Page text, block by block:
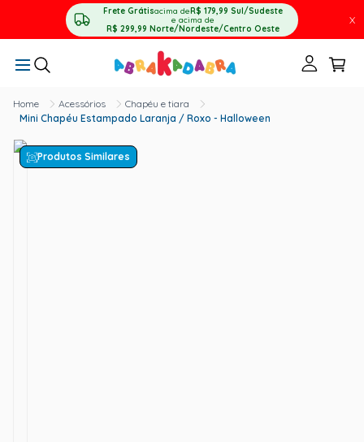
Frete Grátisacima deR$ 179,99 Sul/Sudeste
e acima de
R$ 299,99 Norte/Nordeste/Centro Oeste
X
Acessórios
Chapéu e tiara
Mini Chapéu Estampado Laranja / Roxo - Halloween
Produtos Similares